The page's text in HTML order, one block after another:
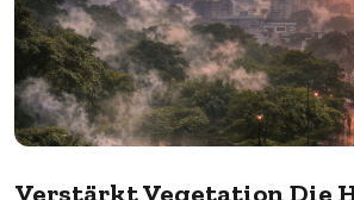
Verstärkt Vegetation Die